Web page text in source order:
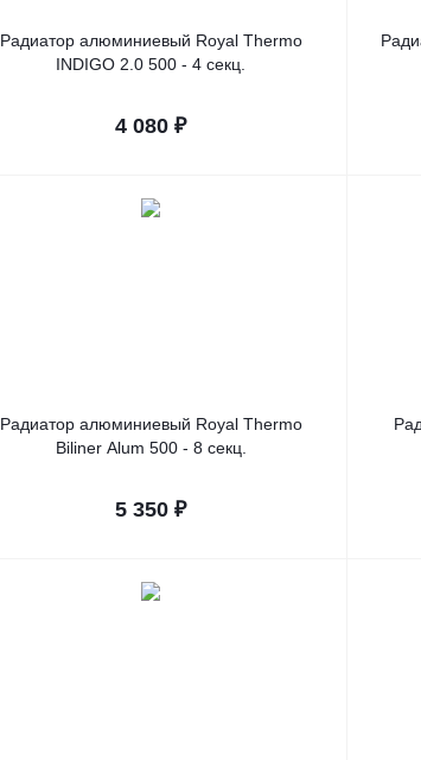
Радиатор алюминиевый Royal Thermo
INDIGO 2.0 500 - 4 секц.
4 080 ₽
Радиатор алюминиевый Royal Thermo
Biliner Alum 500 - 8 секц.
5 350 ₽